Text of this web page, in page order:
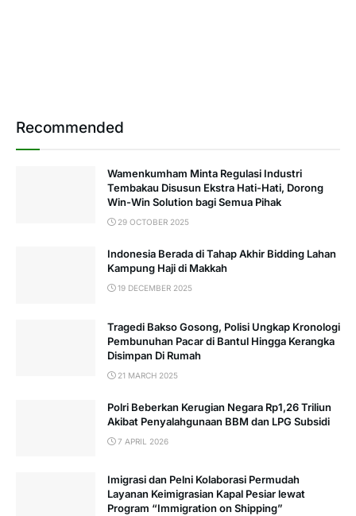
Recommended
Wamenkumham Minta Regulasi Industri
Tembakau Disusun Ekstra Hati-Hati, Dorong
Win-Win Solution bagi Semua Pihak
29 OCTOBER 2025
Indonesia Berada di Tahap Akhir Bidding Lahan
Kampung Haji di Makkah
19 DECEMBER 2025
Tragedi Bakso Gosong, Polisi Ungkap Kronologi
Pembunuhan Pacar di Bantul Hingga Kerangka
Disimpan Di Rumah
21 MARCH 2025
Polri Beberkan Kerugian Negara Rp1,26 Triliun
Akibat Penyalahgunaan BBM dan LPG Subsidi
7 APRIL 2026
Imigrasi dan Pelni Kolaborasi Permudah
Layanan Keimigrasian Kapal Pesiar lewat
Program “Immigration on Shipping”